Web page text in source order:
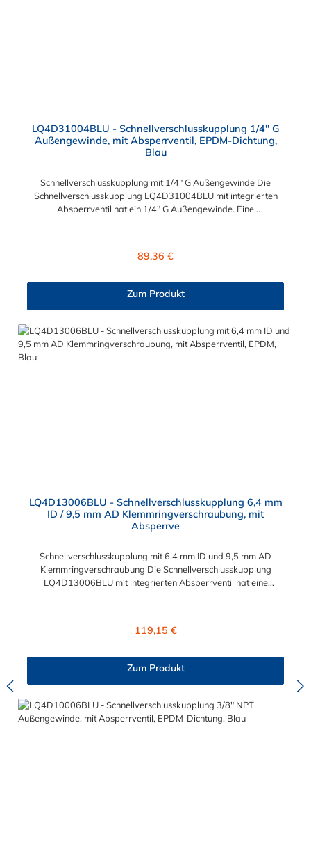
LQ4D31004BLU - Schnellverschlusskupplung 1/4" G
Außengewinde, mit Absperrventil, EPDM-Dichtung,
Blau
Schnellverschlusskupplung mit 1/4" G Außengewinde Die
Schnellverschlusskupplung LQ4D31004BLU mit integrierten
Absperrventil hat ein 1/4" G Außengewinde. Eine
Messing verchromt und der Dichtring ist aus EPDM. Max.
-17 °C bis 115 °C Farbe: Blau Diese Schnellverschlusskupplung
ist auch für lange Einsatzzeiten geeignet und bietet auch bei
Kälteanwendungen eine hohe Durchflusskapazität. Der
Schnellverschluss der CPC LQ4-Serie ist ideal für
Flüssigkühlsysteme. Sie können diese
Regulärer Preis:
89,36 €
Zum Produkt
LQ4D13006BLU - Schnellverschlusskupplung 6,4 mm
ID / 9,5 mm AD Klemmringverschraubung, mit
Absperrve
Schnellverschlusskupplung mit 6,4 mm ID und 9,5 mm AD
Klemmringverschraubung Die Schnellverschlusskupplung
LQ4D13006BLU mit integrierten Absperrventil hat eine
sodass beispielsweise verbaute Elektronikteile geschützt sind.
bar Max. Betriebstemperatur: -17 °C bis 115 °C Farbe: Blau
Diese Schnellverschlusskupplung ist auch für lange
Einsatzzeiten geeignet und bietet auch bei Kälteanwendungen
eine hohe Durchflusskapazität. Der Schnellverschluss der CPC
Regulärer Preis:
119,15 €
Zum Produkt